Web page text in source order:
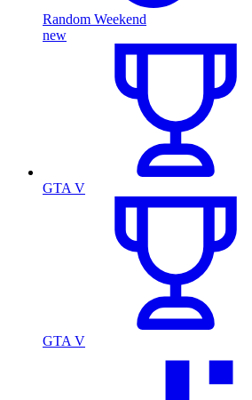
Random Weekend
new
GTA V
GTA V